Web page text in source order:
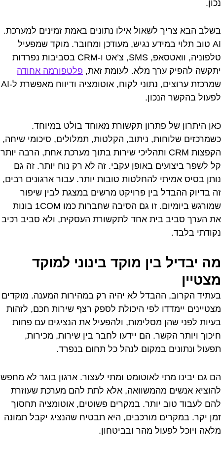
נכון.
בשלב הבא צריך לשאול אילו נתונים באמת זמינים למערכת.
AI טוב תלוי במידע נגיש, מעודכן ומחובר. מוקד שמפעיל
טלפוניה, וואטסאפ, SMS, צ’אט ו-CRM בסביבות נפרדות
יתקשה להפיק ערך מלא. לעומת זאת, פלטפורמה אחודה
שמרכזת ערוצים, נתוני לקוח, אוטומציה ודיווח מאפשרת ל-AI
לפעול בהקשר הנכון.
כאן היתרון של פתרון תקשורת מאוחד בולט במיוחד.
כשמרכזים שלוחות, ניתוב, הקלטות, תמלולים, סיכומי שיחה,
הקפצות CRM ותהליכי שירות בתוך מערכת אחת, הרבה יותר
קל לשפר ביצועים באופן עקבי. זה לא רק נוח יותר. זה גם
נותן בסיס אמיתי להחלטות טובות יותר. עבור ארגונים רבים,
זה בדיוק ההבדל בין פרויקט מרשים במצגת לבין שיפור
שמורגש ביומיום. זו גם הסיבה שחברות כמו 1COM בונות
את הערך סביב בית אחד לתקשורת העסקית, ולא סביב רכיב
נקודתי בלבד.
מה יבדיל בין מוקד בינוני למוקד
מצטיין
בעתיד הקרוב, ההבדל לא יהיה רק במהירות המענה. מוקדים
מצטיינים יימדדו לפי היכולת לספק רצף שירות חכם, לזהות
בעיות לפני שהן מסלימות, ולהפעיל את הנציגים עם פחות
חיכוך ויותר הקשר. הם יידעו לחבר בין שירות, מכירות,
תפעול ונתונים במקום לנהל כל תחום בנפרד.
הם גם יבינו מתי לאוטומט ומתי לעצור. ארגון בוגר לא מחפש
להוציא אנשים מהמשוואה, אלא לתת להם מערכת שעוזרת
להם לעבוד טוב יותר. במקרים פשוטים, אוטומציה תחסוך
זמן יקר. במקרים מורכבים, היא תבטיח שהנציג יקבל תמונה
מלאה ויוכל לפעול מהר ובביטחון.